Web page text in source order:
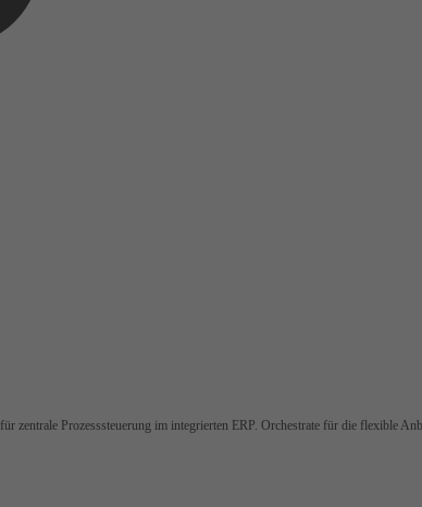
Prozesssteuerung im integrierten ERP. Orchestrate für die flexible